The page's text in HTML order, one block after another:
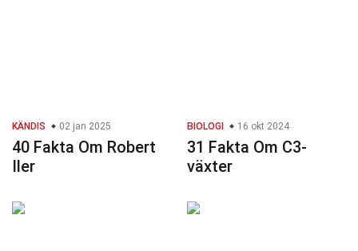
KÄNDIS 02 jan 2025
40 Fakta Om Robert
Iler
BIOLOGI 16 okt 2024
31 Fakta Om C3-
växter